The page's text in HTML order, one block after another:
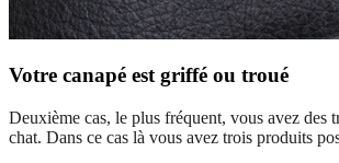
Votre canapé est griffé ou troué
Deuxième cas, le plus fréquent, vous avez des
chat. Dans ce cas là vous avez trois produits